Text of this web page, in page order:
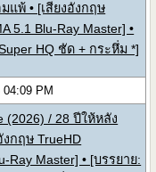
แพ้ • [เสียงอังกฤษ
5.1 Blu-Ray Master] •
HQ ชัด + กระหึ่ม *]
PM
(2026) / 28 ปีให้หลัง
กฤษ TrueHD
Ray Master] • [บรรยาย: